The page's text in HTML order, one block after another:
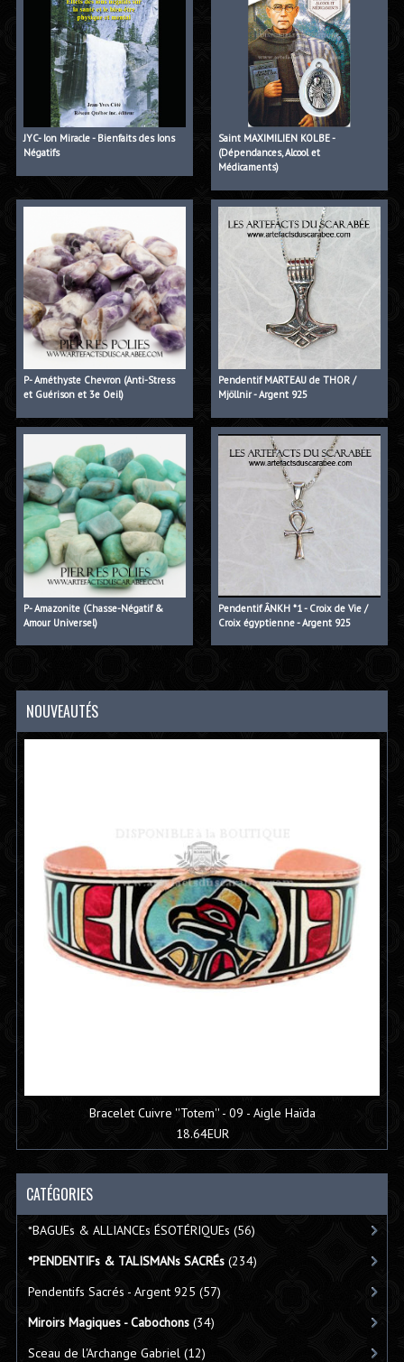
JYC- Ion Miracle - Bienfaits des Ions
Négatifs
Saint MAXIMILIEN KOLBE -
(Dépendances, Alcool et
Médicaments)
P- Améthyste Chevron (Anti-Stress
et Guérison et 3e Oeil)
Pendentif MARTEAU de THOR /
Mjöllnir - Argent 925
P- Amazonite (Chasse-Négatif &
Amour Universel)
Pendentif ÂNKH *1 - Croix de Vie /
Croix égyptienne - Argent 925
NOUVEAUTÉS
Bracelet Cuivre ''Totem'' - 09 - Aigle Haïda
18.64EUR
CATÉGORIES
*BAGUEs & ALLIANCEs ÉSOTÉRIQUEs (56)
*PENDENTIFs & TALISMANs SACRÉs(234)
Pendentifs Sacrés - Argent 925 (57)
Miroirs Magiques - Cabochons(34)
Sceau de l'Archange Gabriel (12)